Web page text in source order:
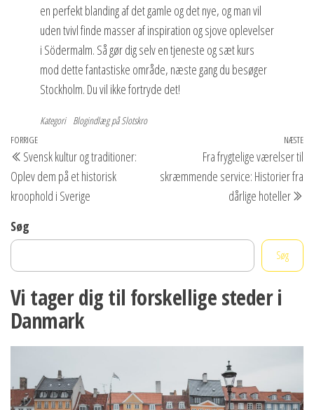
en perfekt blanding af det gamle og det nye, og man vil
uden tvivl finde masser af inspiration og sjove oplevelser
i Södermalm. Så gør dig selv en tjeneste og sæt kurs
mod dette fantastiske område, næste gang du besøger
Stockholm. Du vil ikke fortryde det!
Kategori Blogindlæg på Slotskro
Indlægsnavigation
Forrige
indlæg
FORRIGE
Svensk kultur og traditioner:
Oplev dem på et historisk
kroophold i Sverige
NÆSTE
Fra frygtelige værelser til
skræmmende service: Historier fra
dårlige hoteller
Søg
Søg
Vi tager dig til forskellige steder i
Danmark